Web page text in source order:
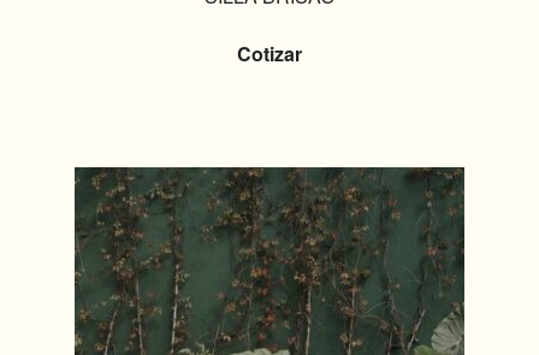
Cotizar